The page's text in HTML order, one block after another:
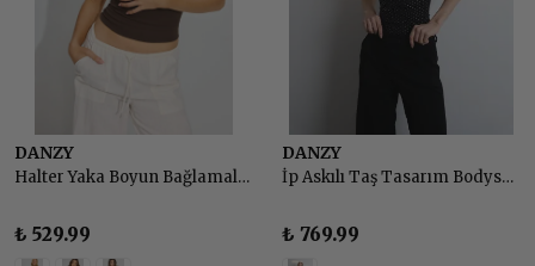
DANZY
Halter Yaka Boyun Bağlamalı Sırt Dekolteli Top Body
₺ 529.99
DANZY
İp Askılı Taş Tasarım Bodysuit - SİYAH
₺ 769.99